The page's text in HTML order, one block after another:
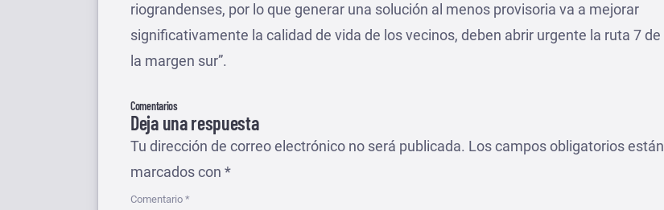
riograndenses, por lo que generar una solución al menos provisoria va a mejorar
significativamente la calidad de vida de los vecinos, deben abrir urgente la ruta 7 de
la margen sur”.
Comentarios
Deja una respuesta
Tu dirección de correo electrónico no será publicada. Los campos obligatorios están
marcados con *
Comentario *